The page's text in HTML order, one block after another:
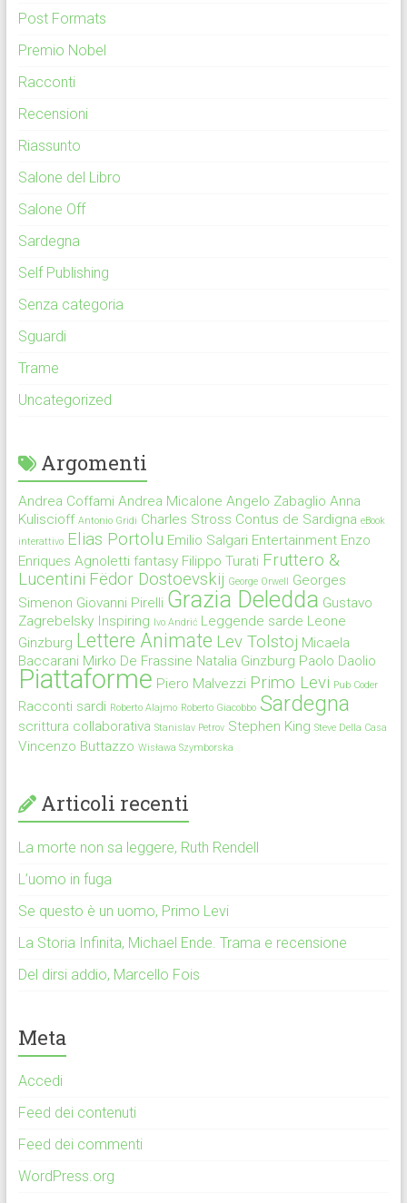
Post Formats
Premio Nobel
Racconti
Recensioni
Riassunto
Salone del Libro
Salone Off
Sardegna
Self Publishing
Senza categoria
Sguardi
Trame
Uncategorized
Argomenti
Andrea Coffami Andrea Micalone Angelo Zabaglio Anna
Kuliscioff Antonio Gridi Charles Stross Contus de Sardigna eBook
interattivo Elias Portolu Emilio Salgari Entertainment Enzo
Enriques Agnoletti fantasy Filippo Turati Fruttero &
Lucentini Fëdor Dostoevskij George Orwell Georges
Simenon Giovanni Pirelli Grazia Deledda Gustavo
Zagrebelsky Inspiring Ivo Andrić Leggende sarde Leone
Ginzburg Lettere Animate Lev Tolstoj Micaela
Baccarani Mirko De Frassine Natalia Ginzburg Paolo Daolio
Piattaforme Piero Malvezzi Primo Levi Pub Coder
Racconti sardi Roberto Alajmo Roberto Giacobbo Sardegna
scrittura collaborativa Stanislav Petrov Stephen King Steve Della Casa
Vincenzo Buttazzo Wisława Szymborska
Articoli recenti
La morte non sa leggere, Ruth Rendell
L’uomo in fuga
Se questo è un uomo, Primo Levi
La Storia Infinita, Michael Ende. Trama e recensione
Del dirsi addio, Marcello Fois
Meta
Accedi
Feed dei contenuti
Feed dei commenti
WordPress.org